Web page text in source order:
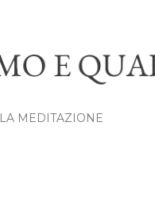
LA MEDITAZIONE